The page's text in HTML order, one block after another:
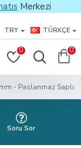
Merkezi
TRY TÜRKÇE
0 0
- Paslanmaz Saplı
Soru Sor